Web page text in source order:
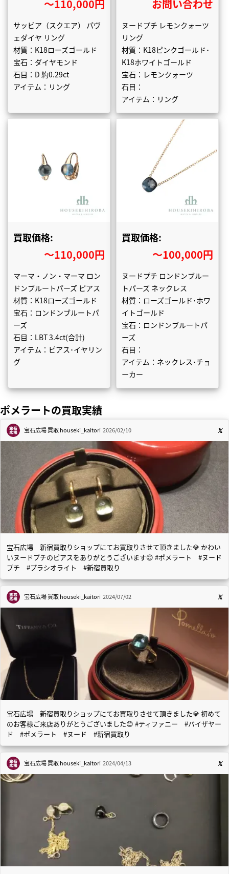
〜110,000円
サッビア（スクエア） パヴ
ェダイヤ リング
材質：K18ローズゴールド
宝石：ダイヤモンド
石目：D 約0.29ct
アイテム：リング
お問い合わせ
ヌードプチ レモンクォーツ
リング
材質：K18ピンクゴールド･
K18ホワイトゴールド
宝石：レモンクォーツ
石目：
アイテム：リング
買取価格:
〜110,000円
マーマ・ノン・マーマ ロン
ドンブルートパーズ ピアス
材質：K18ローズゴールド
宝石：ロンドンブルートパ
ーズ
石目：LBT 3.4ct(合計)
アイテム：ピアス･イヤリン
グ
買取価格:
〜100,000円
ヌードプチ ロンドンブルー
トパーズ ネックレス
材質：ローズゴールド･ホワ
イトゴールド
宝石：ロンドンブルートパ
ーズ
石目：
アイテム：ネックレス･チョ
ーカー
ポメラートの買取実績
宝石広場 買取houseki_kaitori 2026/02/10
宝石広場 新宿買取りショップにてお買取りさせて頂きました💎 かわい
いヌードプチのピアスをありがとうございます😊 #ポメラート #ヌード
プチ #プラシオライト #新宿買取り
宝石広場 買取houseki_kaitori 2024/07/02
宝石広場 新宿買取りショップにてお買取りさせて頂きました💎 初めて
のお客様ご来店ありがとうございました😊 #ティファニー #バイザヤー
ド #ポメラート #ヌード #新宿買取り
宝石広場 買取houseki_kaitori 2024/04/13